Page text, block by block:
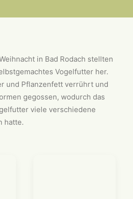
in Bad Rodach stellten
Vogelfutter her.
und Pflanzenfett verrührt und
gegossen, wodurch das
viele verschiedene
hatte.